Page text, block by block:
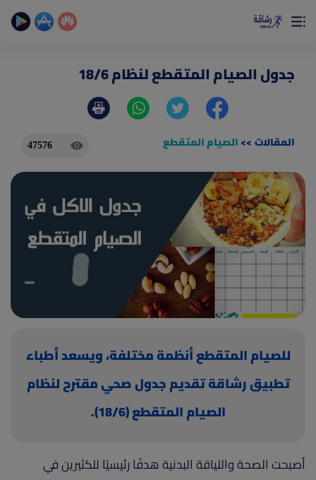
×
حساب الخطوات اليومية _ حساب السعرات _ تمارين منزلية
الصفحة الرئيسية(current)
المقالات
جديد
ادوات رشاقة
من نحن(current)
جدول الصيام المتقطع لنظام 18/6
المقالات>>الصيام المتقطع 47576
للصيام المتقطع أنظمة مختلفة، ويسعد أطباء
تطبيق رشاقة تقديم جدول صحي مقترح لنظام
الصيام المتقطع (18/6).
أصبحت الصحة واللياقة البدنية هدفًا رئيسيًا للكثيرين في